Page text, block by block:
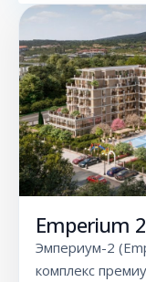
Emperium 2
Эмпериум-2
комплекс